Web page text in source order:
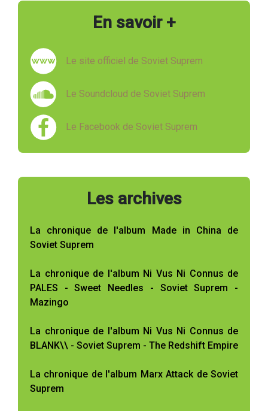
En savoir +
Le site officiel de Soviet Suprem
Le Soundcloud de Soviet Suprem
Le Facebook de Soviet Suprem
Les archives
La chronique de l'album Made in China de
Soviet Suprem
La chronique de l'album Ni Vus Ni Connus de
PALES - Sweet Needles - Soviet Suprem -
Mazingo
La chronique de l'album Ni Vus Ni Connus de
BLANK\\ - Soviet Suprem - The Redshift Empire
La chronique de l'album Marx Attack de Soviet
Suprem